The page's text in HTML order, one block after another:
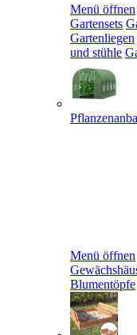
Menü öffnen
Gartensets
Gartenliegen
und stühle
Menü öffnen
Blumentöpfe